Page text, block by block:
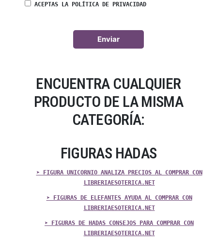
ACEPTAS LA POLÍTICA DE PRIVACIDAD
ENCUENTRA CUALQUIER
PRODUCTO DE LA MISMA
CATEGORÍA:
FIGURAS HADAS
➤ FIGURA UNICORNIO ANALIZA PRECIOS AL COMPRAR CON
LIBRERIAESOTERICA.NET
➤ FIGURAS DE ELEFANTES AYUDA AL COMPRAR CON
LIBRERIAESOTERICA.NET
➤ FIGURAS DE HADAS CONSEJOS PARA COMPRAR CON
LIBRERIAESOTERICA.NET